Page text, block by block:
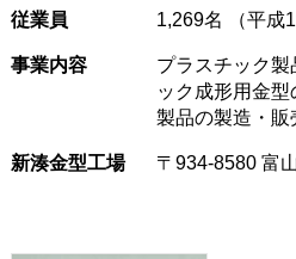
従業員 1,269名 （平成
事業内容
プラスチック
ック成形用金
製品の製造・販
新湊金型工場 〒934-8580 富